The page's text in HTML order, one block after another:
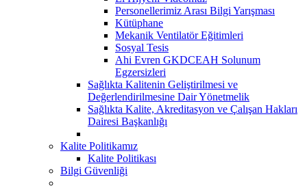
Personellerimiz Arası Bilgi Yarışması
Kütüphane
Mekanik Ventilatör Eğitimleri
Sosyal Tesis
Ahi Evren GKDCEAH Solunum
Egzersizleri
Sağlıkta Kalitenin Geliştirilmesi ve
Değerlendirilmesine Dair Yönetmelik
Sağlıkta Kalite, Akreditasyon ve Çalışan Hakları
Dairesi Başkanlığı
Kalite Politikamız
Kalite Politikası
Bilgi Güvenliği